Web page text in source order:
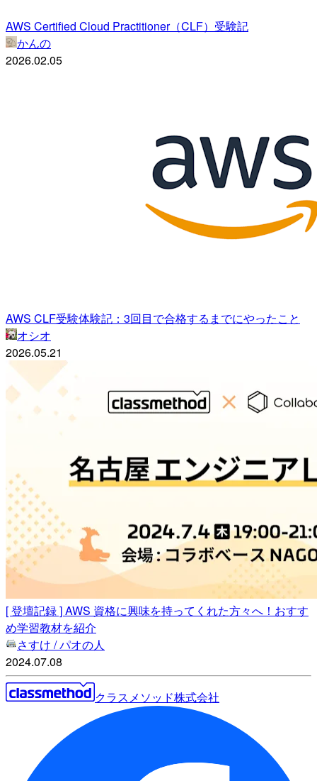
AWS Certified Cloud Practitioner（CLF）受験記
かんの
2026.02.05
AWS CLF受験体験記：3回目で合格するまでにやったこと
オシオ
2026.05.21
[ 登壇記録 ] AWS 資格に興味を持ってくれた方々へ！おすす
め学習教材を紹介
さすけ / パオの人
2024.07.08
クラスメソッド株式会社